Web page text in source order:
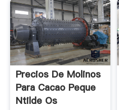
Precios De Molinos
Para Cacao Peque
Ntilde Os